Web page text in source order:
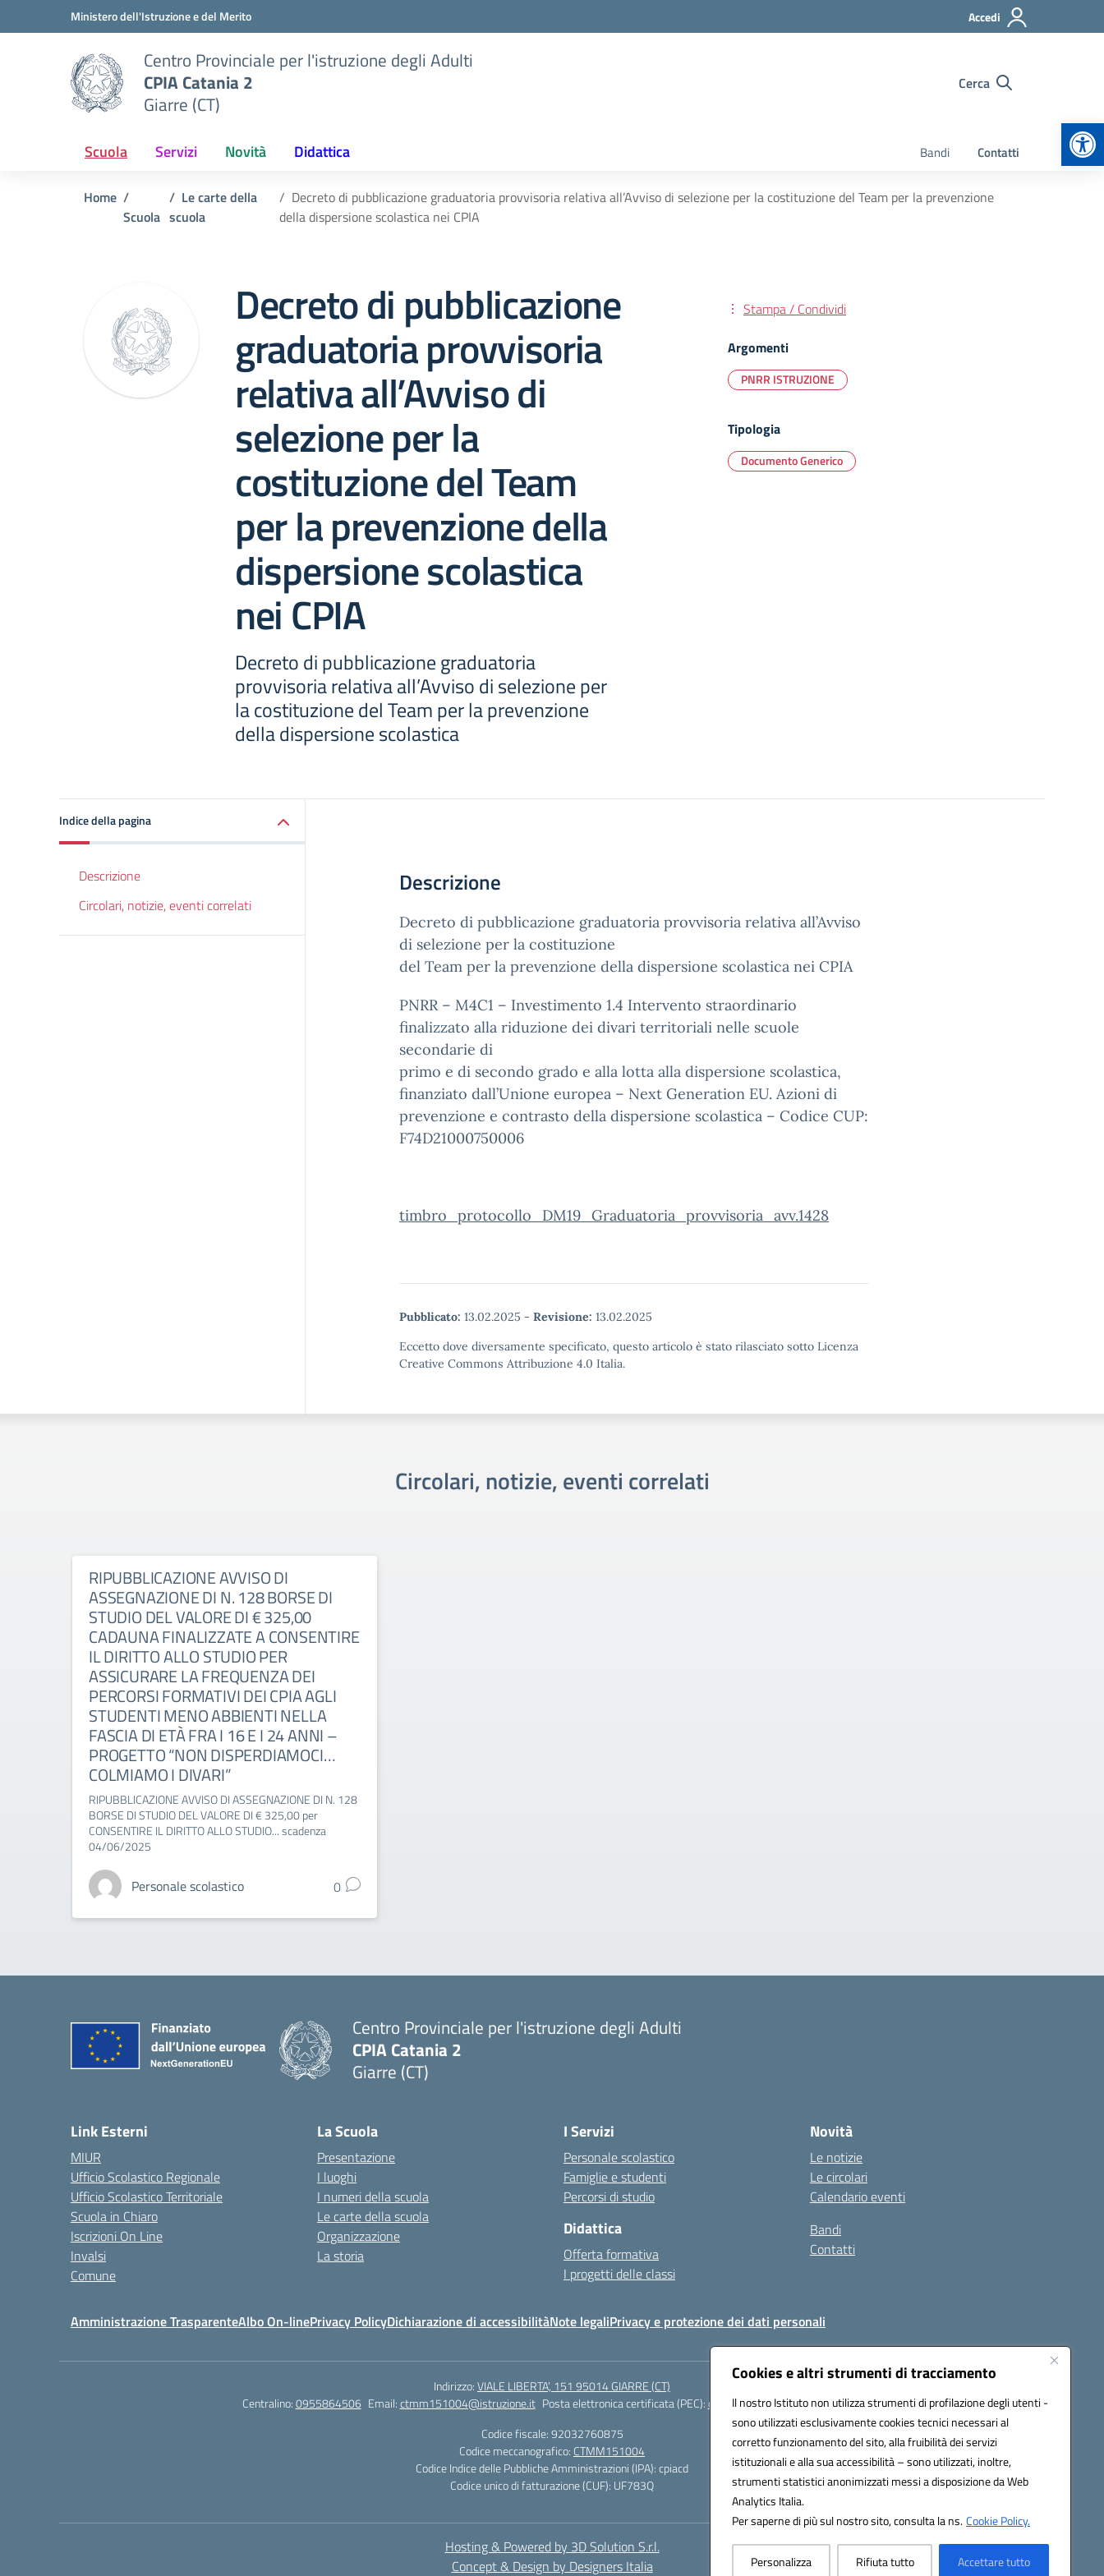
Cookies e altri strumenti di tracciamento
Il nostro Istituto non utilizza strumenti di profilazione degli utenti -
sono utilizzati esclusivamente cookies tecnici necessari al
corretto funzionamento del sito, alla fruibilità dei servizi
istituzionali e alla sua accessibilità – sono utilizzati, inoltre,
strumenti statistici anonimizzati messi a disposizione da Web
Analytics Italia.
Per saperne di più sul nostro sito, consulta la ns.Cookie Policy.
Personalizza Rifiuta tutto Accettare tutto
Vai ai contenuti
Vai al menu di navigazioneMinistero dell'Istruzione e del Merito Accedi
Centro Provinciale per l'istruzione degli Adulti
CPIA Catania 2
Giarre (CT)
Cerca
Scuola Servizi Novità Didattica Bandi Contatti
Home
Scuola
Le carte della
scuola
Decreto di pubblicazione graduatoria provvisoria relativa all’Avviso di selezione per la costituzione del Team per la prevenzione
della dispersione scolastica nei CPIA
Decreto di pubblicazione
graduatoria provvisoria
relativa all’Avviso di
selezione per la
costituzione del Team
per la prevenzione della
dispersione scolastica
nei CPIA
Decreto di pubblicazione graduatoria
provvisoria relativa all’Avviso di selezione per
la costituzione del Team per la prevenzione
della dispersione scolastica
Stampa / Condividi
Argomenti
PNRR ISTRUZIONE
Tipologia
Documento Generico
Indice della pagina
Descrizione
Circolari, notizie, eventi correlati
Descrizione
Decreto di pubblicazione graduatoria provvisoria relativa all’Avviso
di selezione per la costituzione
del Team per la prevenzione della dispersione scolastica nei CPIA
PNRR – M4C1 – Investimento 1.4 Intervento straordinario
finalizzato alla riduzione dei divari territoriali nelle scuole
secondarie di
primo e di secondo grado e alla lotta alla dispersione scolastica,
finanziato dall’Unione europea – Next Generation EU. Azioni di
prevenzione e contrasto della dispersione scolastica – Codice CUP:
F74D21000750006
timbro_protocollo_DM19_Graduatoria_provvisoria_avv.1428
Pubblicato: 13.02.2025 - Revisione: 13.02.2025
Eccetto dove diversamente specificato, questo articolo è stato rilasciato sotto Licenza
Creative Commons Attribuzione 4.0 Italia.
Circolari, notizie, eventi correlati
RIPUBBLICAZIONE AVVISO DI
ASSEGNAZIONE DI N. 128 BORSE DI
STUDIO DEL VALORE DI € 325,00
CADAUNA FINALIZZATE A CONSENTIRE
IL DIRITTO ALLO STUDIO PER
ASSICURARE LA FREQUENZA DEI
PERCORSI FORMATIVI DEI CPIA AGLI
STUDENTI MENO ABBIENTI NELLA
FASCIA DI ETÀ FRA I 16 E I 24 ANNI –
PROGETTO “NON DISPERDIAMOCI…
COLMIAMO I DIVARI”
RIPUBBLICAZIONE AVVISO DI ASSEGNAZIONE DI N. 128
BORSE DI STUDIO DEL VALORE DI € 325,00 per
CONSENTIRE IL DIRITTO ALLO STUDIO... scadenza
04/06/2025
Personale scolastico 0
Centro Provinciale per l'istruzione degli Adulti
CPIA Catania 2
Giarre (CT)
Link Esterni
MIUR
Ufficio Scolastico Regionale
Ufficio Scolastico Territoriale
Scuola in Chiaro
Iscrizioni On Line
Invalsi
Comune
La Scuola
Presentazione
I luoghi
I numeri della scuola
Le carte della scuola
Organizzazione
La storia
I Servizi
Personale scolastico
Famiglie e studenti
Percorsi di studio
Didattica
Offerta formativa
I progetti delle classi
Novità
Le notizie
Le circolari
Calendario eventi
Bandi
Contatti
Amministrazione TrasparenteAlbo On-linePrivacy PolicyDichiarazione di accessibilitàNote legaliPrivacy e protezione dei dati personali
Indirizzo:VIALE LIBERTA’, 151 95014 GIARRE (CT)
Centralino:0955864506 Email:ctmm151004@istruzione.it Posta elettronica certificata (PEC):ctmm151004@pec.istruzione.it
Codice fiscale: 92032760875
Codice meccanografico: CTMM151004
Codice Indice delle Pubbliche Amministrazioni (IPA): cpiacd
Codice unico di fatturazione (CUF): UF783Q
Hosting & Powered by 3D Solution S.r.l.
Concept & Design by Designers Italia